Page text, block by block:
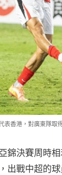
表香港，對廣東隊取
錦決賽周時
出戰中超的